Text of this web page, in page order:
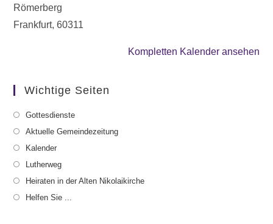
Römerberg
Frankfurt,60311
Kompletten Kalender ansehen
Wichtige Seiten
Gottesdienste
Aktuelle Gemeindezeitung
Kalender
Lutherweg
Heiraten in der Alten Nikolaikirche
Helfen Sie ...